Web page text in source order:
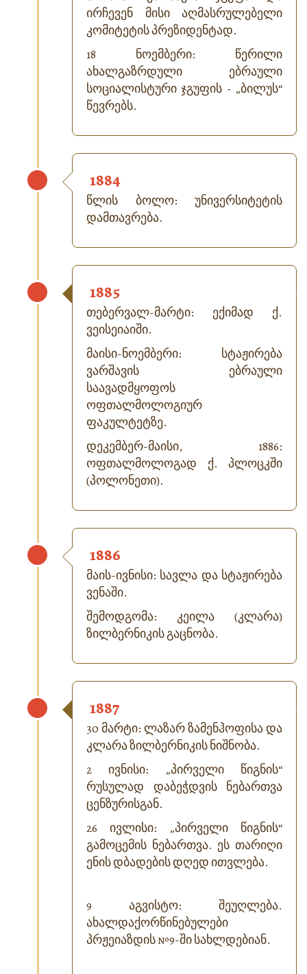
ირჩევენ მისი აღმასრულებელი
კომიტეტის პრეზიდენტად.
18 ნოემბერი: წერილი
ახალგაზრდული ებრაული
სოციალისტური ჯგუფის - „ბილუს“
წევრებს.
1884
წლის ბოლო: უნივერსიტეტის
დამთავრება.
1885
თებერვალ-მარტი: ექიმად ქ.
ვეისეიაიში.
მაისი-ნოემბერი: სტაჟირება
ვარშავის ებრაული
საავადმყოფოს
ოფთალმოლოგიურ
ფაკულტეტზე.
დეკემბერ-მაისი, 1886:
ოფთალმოლოგად ქ. პლოცკში
(პოლონეთი).
1886
მაის-ივნისი: სავლა და სტაჟირება
ვენაში.
შემოდგომა: კეილა (კლარა)
ზილბერნიკის გაცნობა.
1887
30 მარტი: ლაზარ ზამენჰოფისა და
კლარა ზილბერნიკის ნიშნობა.
2 ივნისი: „პირველი წიგნის“
რუსულად დაბეჭდვის ნებართვა
ცენზურისგან.
26 ივლისი: „პირველი წიგნის“
გამოცემის ნებართვა. ეს თარიღი
ენის დბადების დღედ ითვლება.
9 აგვისტო: შეუღლება.
ახალდაქორწინებულები
პრჟეიაზდის №9-ში სახლდებიან.